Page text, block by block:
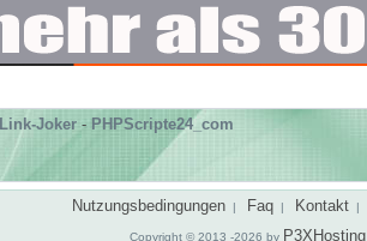
Link-Joker - PHPScripte24_com
Nutzungsbedingungen | Faq | Kontakt |
Copyright © 2013 -2026 by P3XHosting